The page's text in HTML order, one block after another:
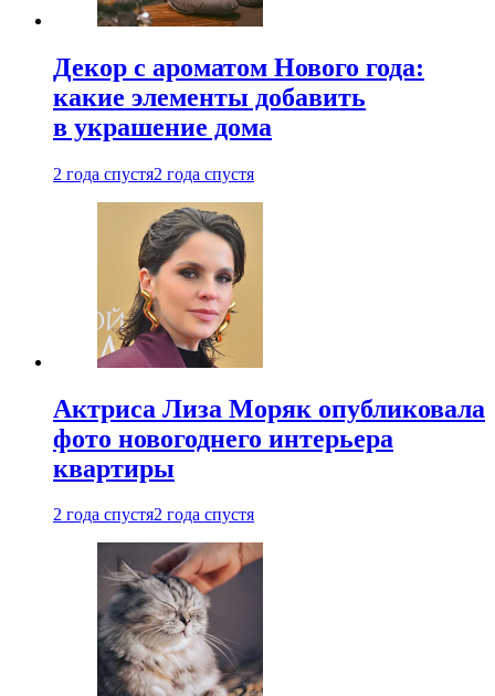
Декор с ароматом Нового года:
какие элементы добавить
в украшение дома
2 года спустя2 года спустя
Актриса Лиза Моряк опубликовала
фото новогоднего интерьера
квартиры
2 года спустя2 года спустя